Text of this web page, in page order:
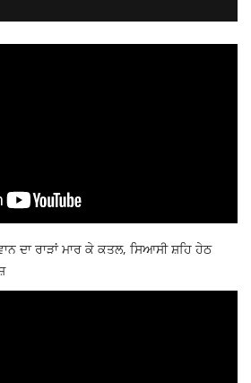
ਦਾ ਰਾੜਾਂ ਮਾਰ ਕੇ ਕਤਲ, ਸਿਆਸੀ ਸ਼ਹਿ ਹੇਠ